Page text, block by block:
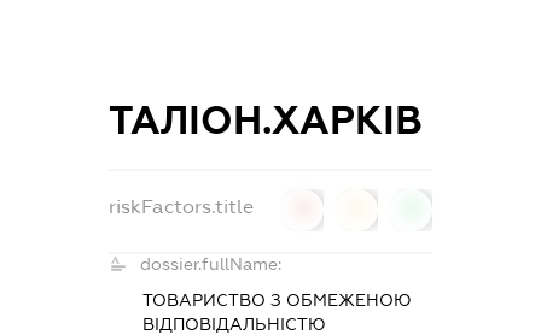
ТАЛІОН.ХАРКІВ
riskFactors.title
dossier.fullName:
ТОВАРИСТВО З ОБМЕЖЕНОЮ
ВІДПОВІДАЛЬНІСТЮ